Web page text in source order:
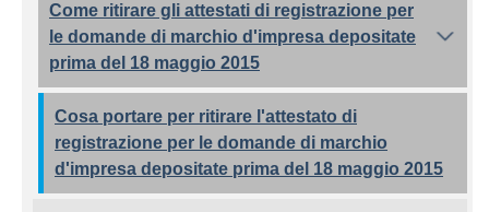
Come ritirare gli attestati di registrazione per
le domande di marchio d'impresa depositate
prima del 18 maggio 2015
Cosa portare per ritirare l'attestato di
registrazione per le domande di marchio
d'impresa depositate prima del 18 maggio 2015